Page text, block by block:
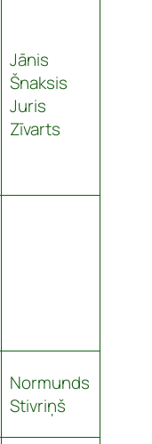
Jānis
Šnaksis
Juris
Zīvarts
Normunds
Stivriņš